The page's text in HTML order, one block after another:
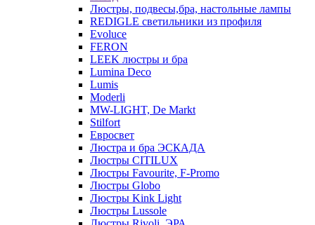
Люстры, подвесы,бра, настольные лампы
REDIGLE светильники из профиля
Evoluce
FERON
LEEK люстры и бра
Lumina Deco
Lumis
Moderli
MW-LIGHT, De Markt
Stilfort
Евросвет
Люстра и бра ЭСКАДА
Люстры CITILUX
Люстры Favourite, F-Promo
Люстры Globo
Люстры Kink Light
Люстры Lussole